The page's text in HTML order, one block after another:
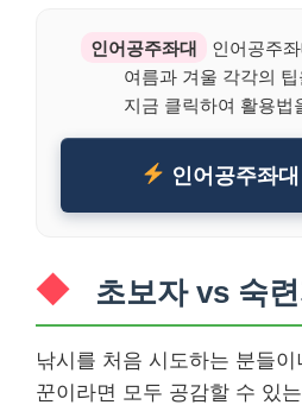
인어공주좌대
인어공주
여름과 겨울 각각의
지금 클릭하여 활용법
인어공주좌
초보자 vs 숙
낚시를 처음 시도하는 분들
꾼이라면 모두 공감할 수 있